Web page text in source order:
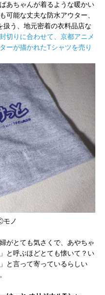
あちゃんが着るような暖かい
可能な丈夫な防水アウター、
う、地元密着の衣料品店な
切りに合わせて、京都アニメ
ーが描かれたTシャツを売り
ノ
がとても気さくで、あやちゃ
と呼ぶほどとても懐いて？い
と言って寄っているらしい